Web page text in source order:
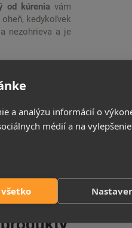
a analýzu informácií o
médií a na
od kúrenia vám
kedykoľvek
nezohrieva a je
krbu. Nastavíte
pri